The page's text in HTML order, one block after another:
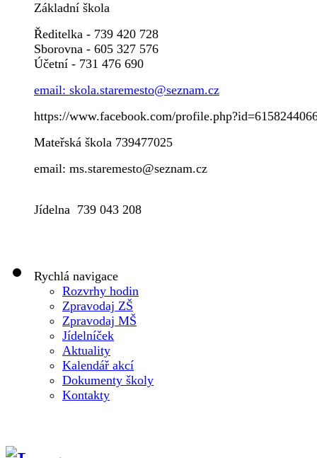
Základní škola
Ředitelka - 739 420 728
Sborovna - 605 327 576
Účetní - 731 476 690
email: skola.staremesto@seznam.cz
https://www.facebook.com/
Mateřská škola 739477025
email: ms.staremesto@seznam.cz
Jídelna 739 043 208
Rychlá navigace
Rozvrhy hodin
Zpravodaj ZŠ
Zpravodaj MŠ
Jídelníček
Aktuality
Kalendář akcí
Dokumenty školy
Kontakty